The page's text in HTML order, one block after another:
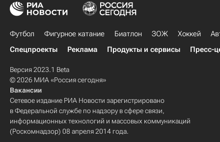
Футбол Фигурное катание Биатлон ЗОЖ Хоккей
Спецпроекты
Реклама Продукты и сервисы Пресс-
Версия 2023.1 Beta
© 2026 МИА «Россия сегодня»
Вакансии
Сетевое издание РИА Новости зарегистрировано
в Федеральной службе по надзору в сфере связи,
информационных технологий и массовых коммуникаций
(Роскомнадзор) 08 апреля 2014 года.